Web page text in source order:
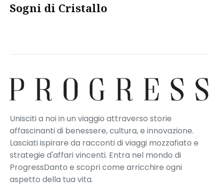
Sogni di Cristallo
Unisciti a noi in un viaggio attraverso storie
affascinanti di benessere, cultura, e innovazione.
Lasciati ispirare da racconti di viaggi mozzafiato e
strategie d'affari vincenti. Entra nel mondo di
ProgressDanto e scopri come arricchire ogni
aspetto della tua vita.